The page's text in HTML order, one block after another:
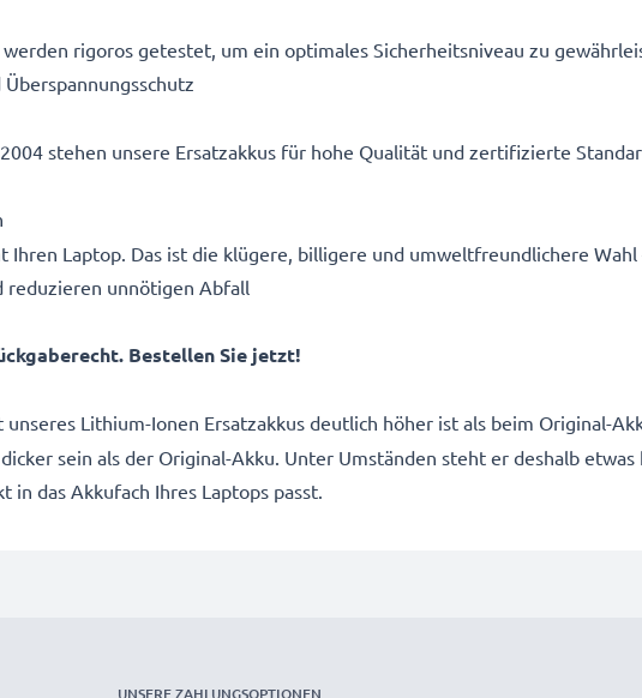
werden rigoros getestet, um ein optimales Sicherheitsniveau zu
stehen unsere Ersatzakkus für hohe Qualität und zertifizierte
Ihren Laptop. Das ist die klügere, billigere und umweltfreundlichere
reduzieren unnötigen Abfall
Bestellen Sie jetzt!
unseres Lithium-Ionen Ersatzakkus deutlich höher ist als beim Original-
sein als der Original-Akku. Unter Umständen steht er deshalb
in das Akkufach Ihres Laptops passt.
UNSERE ZAHLUNGSOPTIONEN